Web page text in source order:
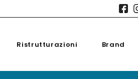
Ristrutturazioni Brand